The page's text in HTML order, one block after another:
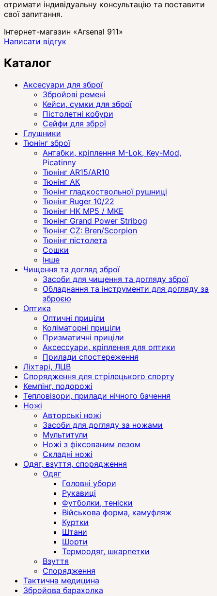
отримати індивідуальну консультацію та поставити
свої запитання.
Інтернет-магазин «Arsenal 911»
Написати відгук
Каталог
Аксесуари для зброї
Збройові ремені
Кейси, сумки для зброї
Пістолетні кобури
Сейфи для зброї
Глушники
Тюнінг зброї
Антабки, кріплення M-Lok, Key-Mod,
Picatinny
Тюнінг AR15/AR10
Тюнінг АК
Тюнінг гладкоствольної рушниці
Тюнінг Ruger 10/22
Тюнінг HK MP5 / MKE
Тюнінг Grand Power Stribog
Тюнінг CZ: Bren/Scorpion
Тюнінг пістолета
Сошки
Інше
Чищення та догляд зброї
Засоби для чищення та догляду зброї
Обладнання та інструменти для догляду за
зброєю
Оптика
Оптичні приціли
Коліматорні приціли
Призматичні приціли
Аксессуари, кріплення для оптики
Прилади спостереження
Ліхтарі, ЛЦВ
Спорядження для стрілецького спорту
Кемпінг, подорожі
Тепловізори, прилади нічного бачення
Ножі
Авторські ножі
Засоби для догляду за ножами
Мультитули
Ножі з фіксованим лезом
Складні ножі
Одяг, взуття, спорядження
Одяг
Головні убори
Рукавиці
Футболки, теніски
Військова форма, камуфляж
Куртки
Штани
Шорти
Термоодяг, шкарпетки
Взуття
Спорядження
Тактична медицина
Збройова барахолка